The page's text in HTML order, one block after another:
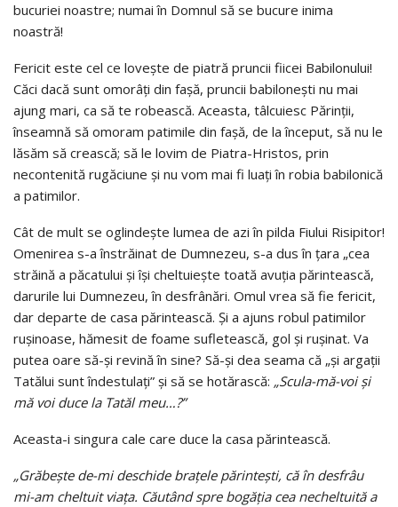
bucuriei noastre; numai în Domnul să se bucure inima
noastră!
Fericit este cel ce loveşte de piatră pruncii fiicei Babilonului!
Căci dacă sunt omorâţi din faşă, pruncii babiloneşti nu mai
ajung mari, ca să te robească. Aceasta, tâlcuiesc Părinţii,
înseamnă să omoram patimile din faşă, de la început, să nu le
lăsăm să crească; să le lovim de Piatra-Hristos, prin
necontenită rugăciune şi nu vom mai fi luaţi în robia babilonică
a patimilor.
Cât de mult se oglindeşte lumea de azi în pilda Fiului Risipitor!
Omenirea s-a înstrăinat de Dumnezeu, s-a dus în ţara „cea
străină a păcatului şi îşi cheltuieşte toată avuţia părintească,
darurile lui Dumnezeu, în desfrânări. Omul vrea să fie fericit,
dar departe de casa părintească. Şi a ajuns robul patimilor
ruşinoase, hămesit de foame sufletească, gol şi ruşinat. Va
putea oare să-şi revină în sine? Să-şi dea seama că „şi argaţii
Tatălui sunt îndestulaţi” şi să se hotărască: „Scula-mă-voi şi
mă voi duce la Tatăl meu…?”
Aceasta-i singura cale care duce la casa părintească.
„Grăbeşte de-mi deschide braţele părinteşti, că în desfrâu
mi-am cheltuit viaţa. Căutând spre bogăţia cea necheltuită a